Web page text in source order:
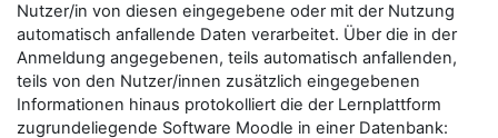
Nutzer/in von diesen eingegebene oder mit der Nutzung
automatisch anfallende Daten verarbeitet. Über die in der
Anmeldung angegebenen, teils automatisch anfallenden,
teils von den Nutzer/innen zusätzlich eingegebenen
Informationen hinaus protokolliert die der Lernplattform
zugrundeliegende Software Moodle in einer Datenbank: